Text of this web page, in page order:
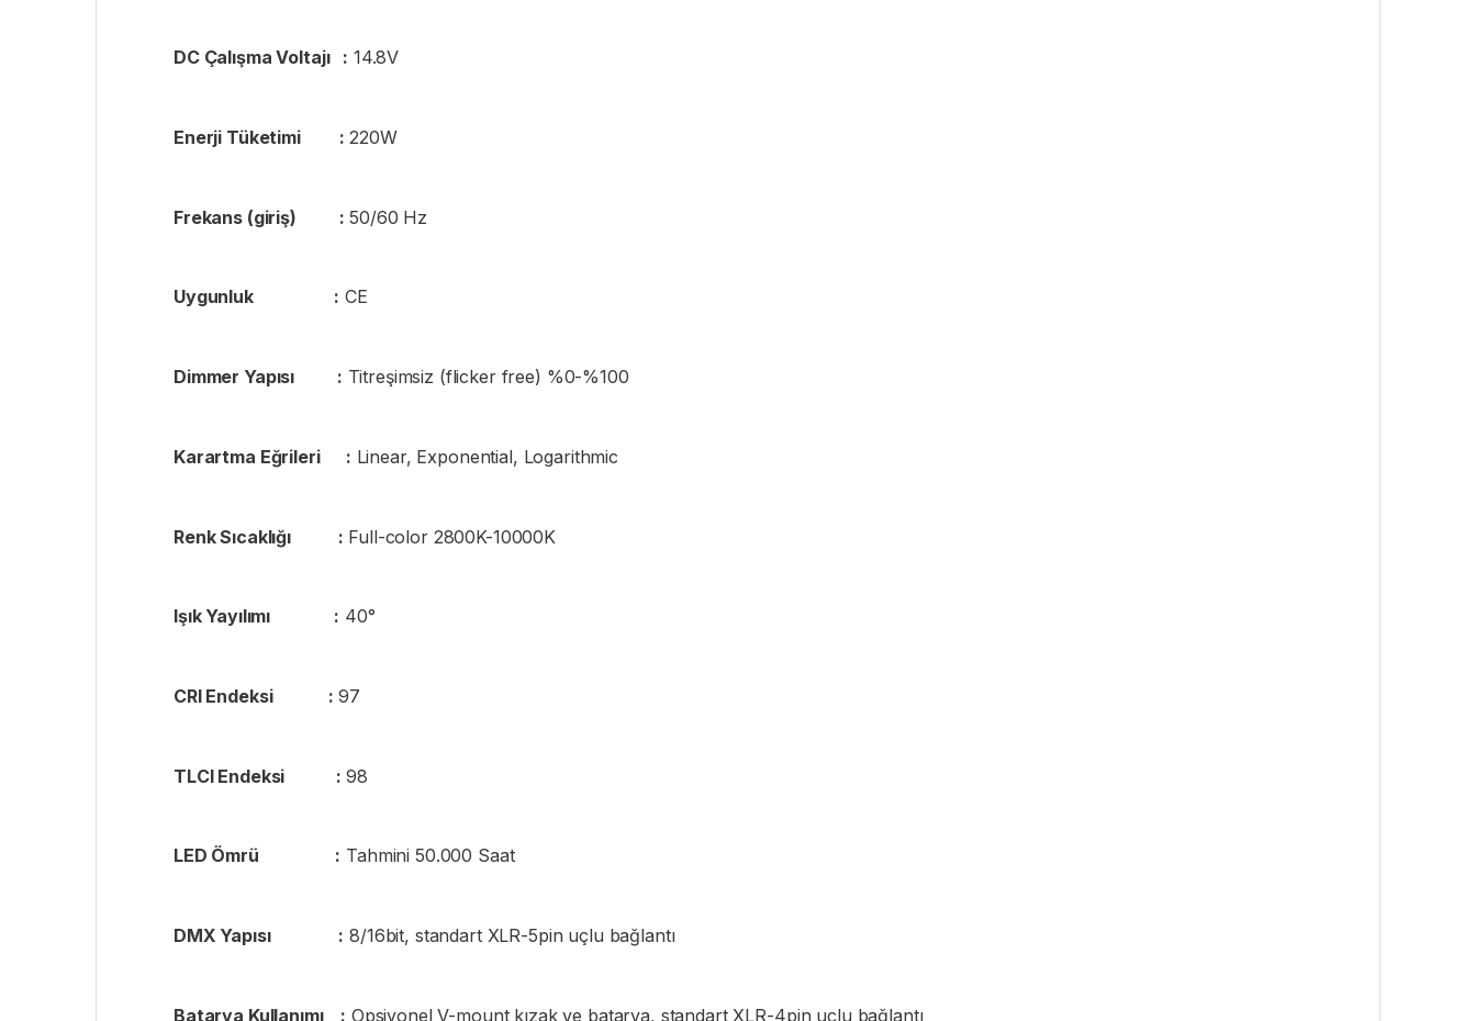
DC Çalışma Voltajı : 14.8V
Enerji Tüketimi : 220W
Frekans (giriş) : 50/60 Hz
Uygunluk : CE
Dimmer Yapısı : Titreşimsiz (flicker free) %0-%100
Karartma Eğrileri : Linear, Exponential, Logarithmic
Renk Sıcaklığı : Full-color 2800K-10000K
Işık Yayılımı : 40°
CRI Endeksi : 97
TLCI Endeksi : 98
LED Ömrü : Tahmini 50.000 Saat
DMX Yapısı : 8/16bit, standart XLR-5pin uçlu bağlantı
Batarya Kullanımı : Opsiyonel V-mount kızak ve batarya, standart XLR-4pin uçlu bağlantı